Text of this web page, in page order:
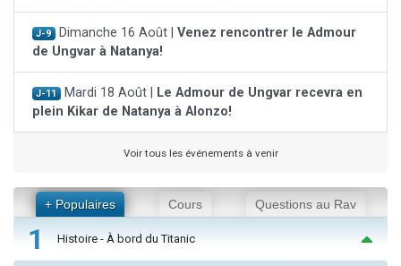
J-9 Dimanche 16 Août | Venez rencontrer le Admour
de Ungvar à Natanya!
J-11 Mardi 18 Août |
Le Admour de Ungvar recevra en
plein Kikar de Natanya à Alonzo!
Voir tous les événements à venir
+ Populaires Cours Questions au Rav
1 Histoire - À bord du Titanic